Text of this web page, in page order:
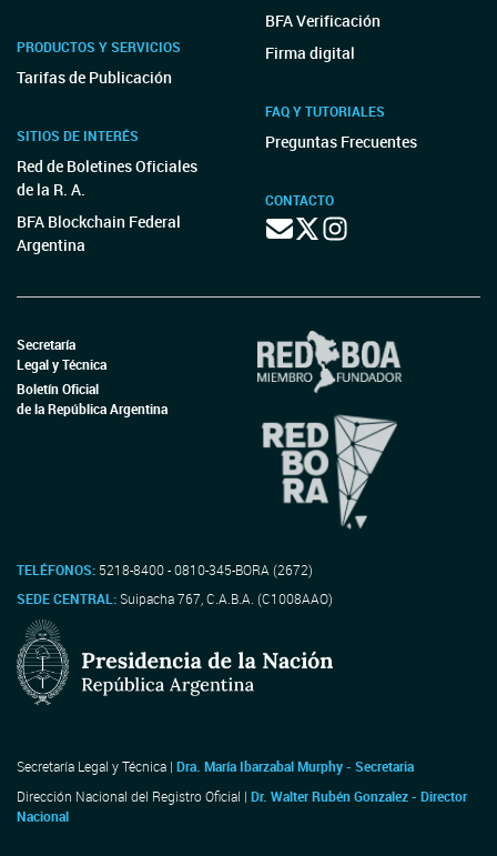
PRODUCTOS Y SERVICIOS
Tarifas de Publicación
SITIOS DE INTERÉS
Red de Boletines Oficiales
de la R. A.
BFA Blockchain Federal
Argentina
BFA Verificación
Firma digital
FAQ Y TUTORIALES
Preguntas Frecuentes
CONTACTO
Secretaría
Legal y Técnica
Boletín Oficial
de la República Argentina
TELÉFONOS: 5218-8400 - 0810-345-BORA (2672)
SEDE CENTRAL:Suipacha 767, C.A.B.A. (C1008AAO)
Secretaría Legal y Técnica | Dra. María Ibarzabal Murphy - Secretaria
Dirección Nacional del Registro Oficial | Dr. Walter Rubén Gonzalez - Director
Nacional